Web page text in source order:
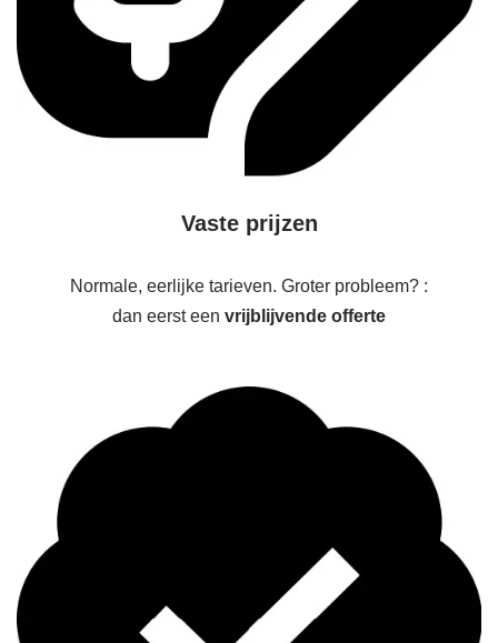
Vaste prijzen
Normale, eerlijke tarieven. Groter probleem? :
dan eerst een vrijblijvende offerte